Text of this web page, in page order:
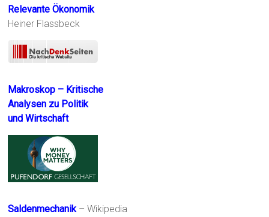
Relevante Ökonomik
Heiner Flassbeck
Makroskop – Kritische
Analysen zu Politik
und Wirtschaft
Saldenmechanik– Wikipedia